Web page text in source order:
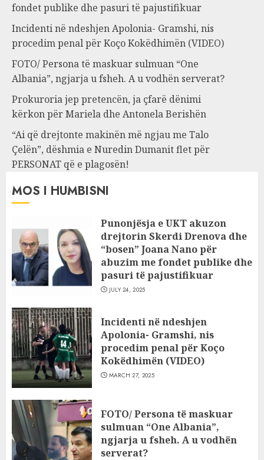
fondet publike dhe pasuri të pajustifikuar
Incidenti në ndeshjen Apolonia- Gramshi, nis
procedim penal për Koço Kokëdhimën (VIDEO)
FOTO/ Persona të maskuar sulmuan “One
Albania”, ngjarja u fsheh. A u vodhën serverat?
Prokuroria jep pretencën, ja çfarë dënimi
kërkon për Mariela dhe Antonela Berishën
“Ai që drejtonte makinën më ngjau me Talo
Çelën”, dëshmia e Nuredin Dumanit flet për
PERSONAT që e plagosën!
MOS I HUMBISNI
Punonjësja e UKT akuzon
drejtorin Skerdi Drenova dhe
“bosen” Joana Nano për
abuzim me fondet publike dhe
pasuri të pajustifikuar
JULY 24, 2025
Incidenti në ndeshjen
Apolonia- Gramshi, nis
procedim penal për Koço
Kokëdhimën (VIDEO)
MARCH 27, 2025
FOTO/ Persona të maskuar
sulmuan “One Albania”,
ngjarja u fsheh. A u vodhën
serverat?